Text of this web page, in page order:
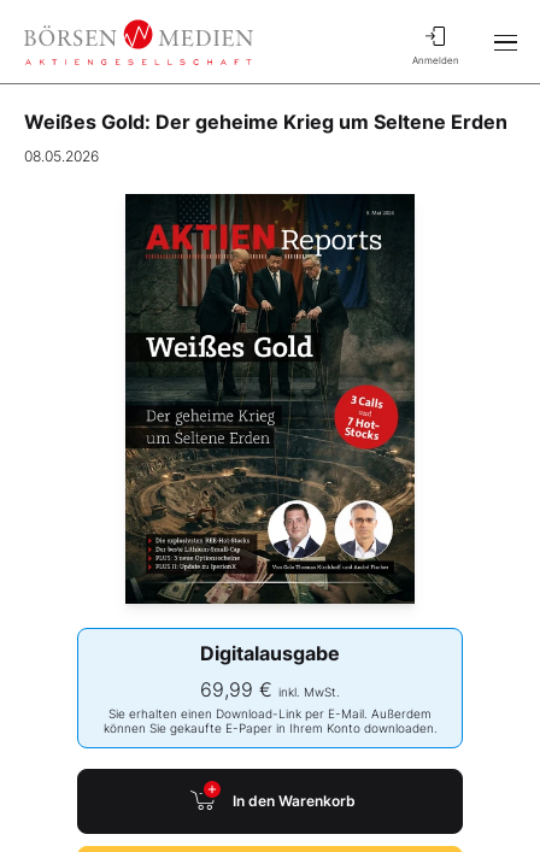
Anmelden
Weißes Gold: Der geheime Krieg um Seltene Erden
08.05.2026
Digitalausgabe
69,99 € inkl. MwSt.
Sie erhalten einen Download-Link per E-Mail. Außerdem
können Sie gekaufte E-Paper in Ihrem Konto downloaden.
In den Warenkorb